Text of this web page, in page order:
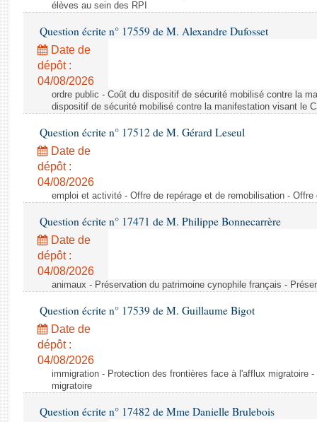
élèves au sein des RPI
Question écrite n° 17559 de M. Alexandre Dufosset
Date de
dépôt :
04/08/2026
ordre public - Coût du dispositif de sécurité mobilisé contre la
dispositif de sécurité mobilisé contre la manifestation visant le
Question écrite n° 17512 de M. Gérard Leseul
Date de
dépôt :
04/08/2026
emploi et activité - Offre de repérage et de remobilisation -
Question écrite n° 17471 de M. Philippe Bonnecarrère
Date de
dépôt :
04/08/2026
animaux - Préservation du patrimoine cynophile français -
Question écrite n° 17539 de M. Guillaume Bigot
Date de
dépôt :
04/08/2026
immigration - Protection des frontières face à l'afflux migratoire
migratoire
Question écrite n° 17482 de Mme Danielle Brulebois